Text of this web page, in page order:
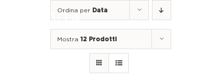
Ordina per Data
Mostra 12 Prodotti